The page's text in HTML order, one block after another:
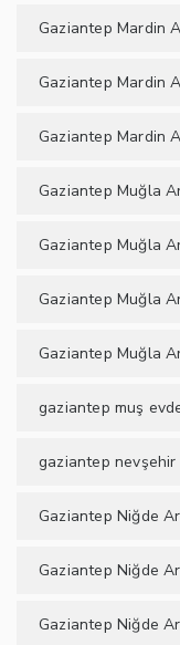
Gaziantep Mardin
Gaziantep Mardin
Gaziantep Mardin
Gaziantep Muğla
Gaziantep Muğla
Gaziantep Muğla
Gaziantep Muğla
gaziantep muş
gaziantep nevşehir
Gaziantep Niğde
Gaziantep Niğde
Gaziantep Niğde